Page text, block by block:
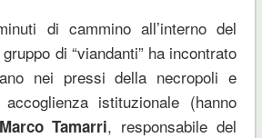
di cammino all’interno del
di “viandanti” ha incontrato
nei pressi della necropoli e
istituzionale (hanno
Marco Tamarri, responsabile del